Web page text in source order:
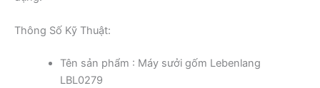
Thông Số Kỹ Thuật:
Tên sản phẩm : Máy sưởi gốm Lebenlang
LBL0279